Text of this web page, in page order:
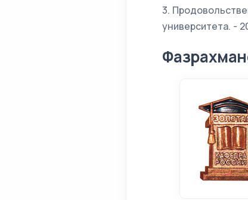
3.
университета. -